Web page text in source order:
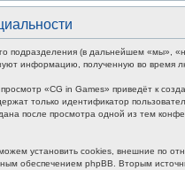
подразделения (в дальнейшем
информацию, полученную во время
«CG in Games» приведёт к
только идентификатор
после просмотра одной из тем
установить cookies, внешние по
обеспечением phpBB. Вторым